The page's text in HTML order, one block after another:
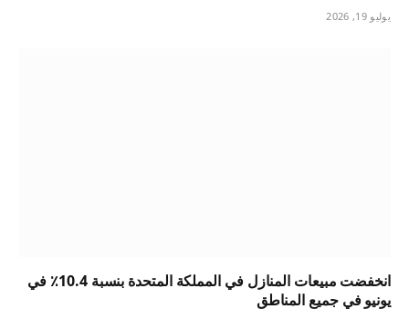
يوليو 19, 2026
انخفضت مبيعات المنازل في المملكة المتحدة بنسبة 10.4٪ في
يونيو في جميع المناطق